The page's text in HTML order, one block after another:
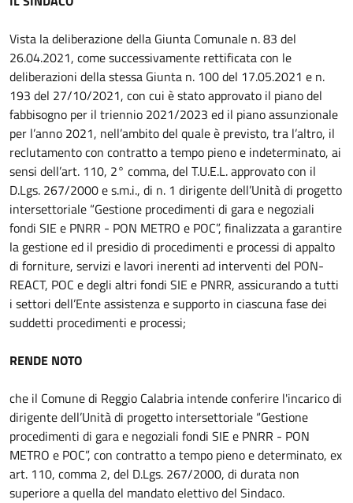
Vista la deliberazione della Giunta Comunale n. 83 del
26.04.2021, come successivamente rettificata con le
deliberazioni della stessa Giunta n. 100 del 17.05.2021 e n.
193 del 27/10/2021, con cui è stato approvato il piano del
fabbisogno per il triennio 2021/2023 ed il piano assunzionale
per l’anno 2021, nell’ambito del quale è previsto, tra l’altro, il
reclutamento con contratto a tempo pieno e indeterminato, ai
sensi dell’art. 110, 2° comma, del T.U.E.L. approvato con il
D.Lgs. 267/2000 e s.m.i., di n. 1 dirigente dell’Unità di progetto
intersettoriale “Gestione procedimenti di gara e negoziali
fondi SIE e PNRR - PON METRO e POC”, finalizzata a garantire
la gestione ed il presidio di procedimenti e processi di appalto
di forniture, servizi e lavori inerenti ad interventi del PON-
REACT, POC e degli altri fondi SIE e PNRR, assicurando a tutti
i settori dell’Ente assistenza e supporto in ciascuna fase dei
suddetti procedimenti e processi;
RENDE NOTO
che il Comune di Reggio Calabria intende conferire l'incarico di
dirigente dell’Unità di progetto intersettoriale “Gestione
procedimenti di gara e negoziali fondi SIE e PNRR - PON
METRO e POC”, con contratto a tempo pieno e determinato, ex
art. 110, comma 2, del D.Lgs. 267/2000, di durata non
superiore a quella del mandato elettivo del Sindaco.